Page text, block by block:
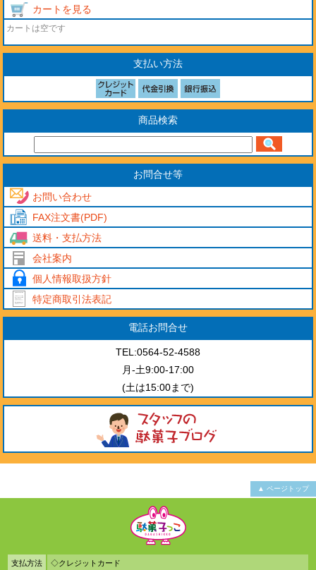
カートを見る
カートは空です
支払い方法
商品検索
お問合せ等
お問い合わせ
FAX注文書(PDF)
送料・支払方法
会社案内
個人情報取扱方針
特定商取引法表記
電話お問合せ
TEL:0564-52-4588
月-土9:00-17:00
(土は15:00まで)
▲ ページトップ
支払方法
◇クレジットカード